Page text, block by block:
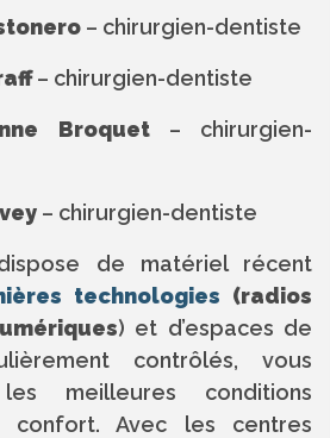
– chirurgien-dentiste
– chirurgien-dentiste
Broquet– chirurgien-
– chirurgien-dentiste
de matériel récent
technologies (radios
) et d’espaces de
contrôlés, vous
meilleures conditions
confort. Avec les centres